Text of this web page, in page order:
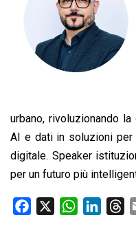
urbano, rivoluzionando
AI e dati in soluzioni
digitale. Speaker
per un futuro più
W